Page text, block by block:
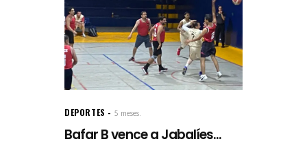
DEPORTES 5 meses.
Bafar B vence a Jabalíes...